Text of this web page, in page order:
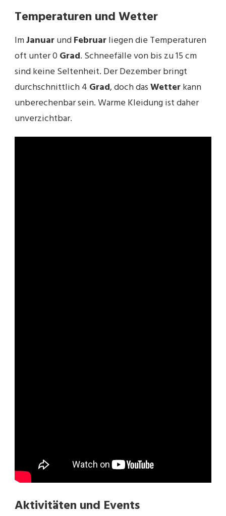
Temperaturen und Wetter
ImJanuarundFebruarliegen die Temperaturen
oft unter 0Grad. Schneefälle von bis zu 15 cm
sind keine Seltenheit. Der Dezember bringt
durchschnittlich 4 Grad, doch dasWetterkann
unberechenbar sein. Warme Kleidung ist daher
unverzichtbar.
Aktivitäten und Events